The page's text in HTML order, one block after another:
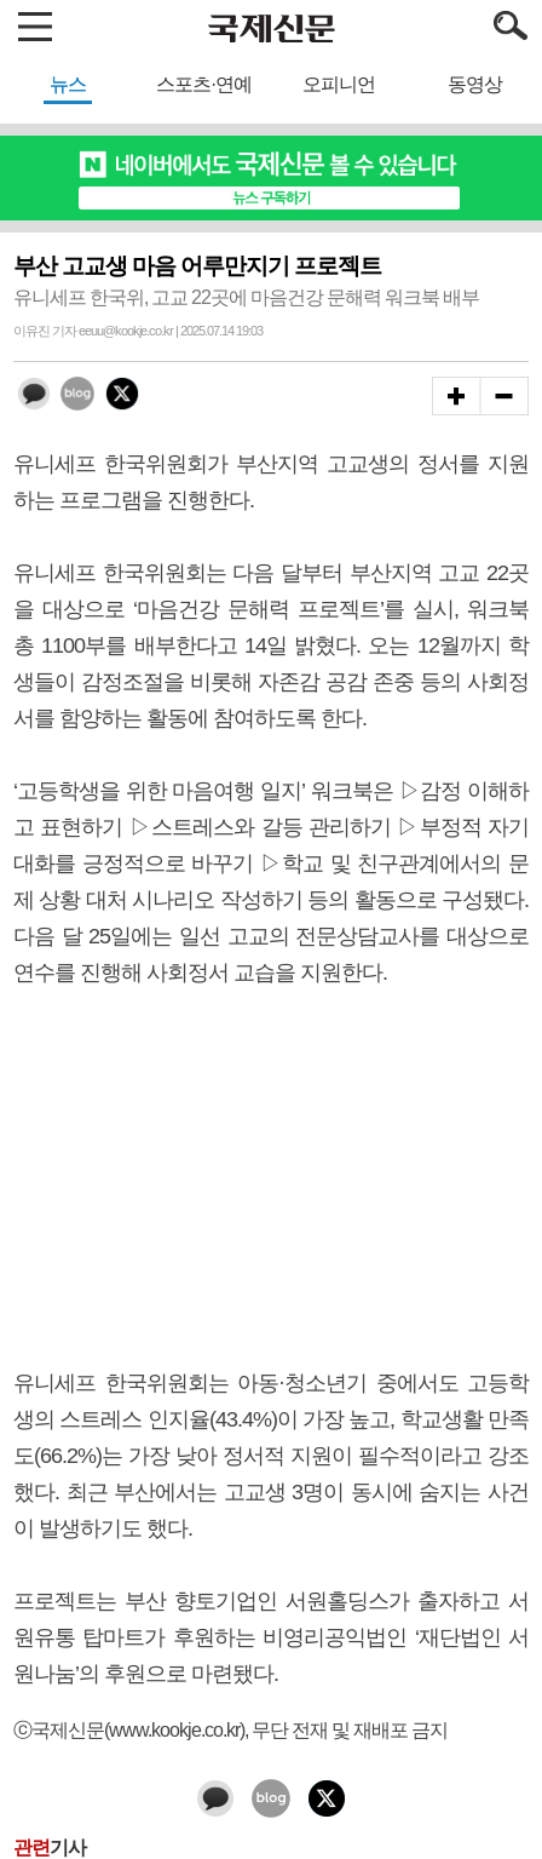
뉴스 스포츠·연예 오피니언 동영상
부산 고교생 마음 어루만지기 프로젝트
유니세프 한국위, 고교 22곳에 마음건강 문해력 워크북 배부
이유진 기자 eeuu@kookje.co.kr | 2025.07.14 19:03
유니세프 한국위원회가 부산지역 고교생의 정서를 지원
하는 프로그램을 진행한다.
유니세프 한국위원회는 다음 달부터 부산지역 고교 22곳
을 대상으로 ‘마음건강 문해력 프로젝트’를 실시, 워크북
총 1100부를 배부한다고 14일 밝혔다. 오는 12월까지 학
생들이 감정조절을 비롯해 자존감 공감 존중 등의 사회정
서를 함양하는 활동에 참여하도록 한다.
‘고등학생을 위한 마음여행 일지’ 워크북은 ▷감정 이해하
고 표현하기 ▷스트레스와 갈등 관리하기 ▷부정적 자기
대화를 긍정적으로 바꾸기 ▷학교 및 친구관계에서의 문
제 상황 대처 시나리오 작성하기 등의 활동으로 구성됐다.
다음 달 25일에는 일선 고교의 전문상담교사를 대상으로
연수를 진행해 사회정서 교습을 지원한다.
유니세프 한국위원회는 아동·청소년기 중에서도 고등학
생의 스트레스 인지율(43.4%)이 가장 높고, 학교생활 만족
도(66.2%)는 가장 낮아 정서적 지원이 필수적이라고 강조
했다. 최근 부산에서는 고교생 3명이 동시에 숨지는 사건
이 발생하기도 했다.
프로젝트는 부산 향토기업인 서원홀딩스가 출자하고 서
원유통 탑마트가 후원하는 비영리공익법인 ‘재단법인 서
원나눔’의 후원으로 마련됐다.
ⓒ국제신문(www.kookje.co.kr), 무단 전재 및 재배포 금지
관련기사